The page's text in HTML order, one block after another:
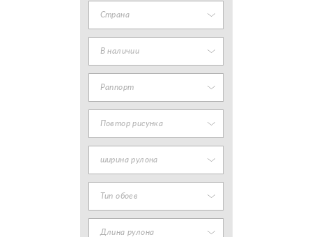
Страна
В наличии
Раппорт
Повтор рисунка
ширина рулона
Тип обоев
Длина рулона